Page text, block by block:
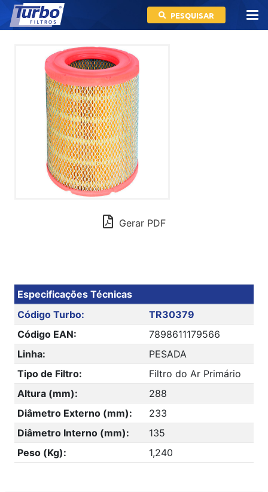
PESQUISAR
Gerar PDF
Especificações Técnicas
Código Turbo:
TR30379
Código EAN:
7898611179566
Linha:
PESADA
Tipo de Filtro:
Filtro do Ar Primário
Altura (mm):
288
Diâmetro Externo (mm):
233
Diâmetro Interno (mm):
135
Peso (Kg):
1,240